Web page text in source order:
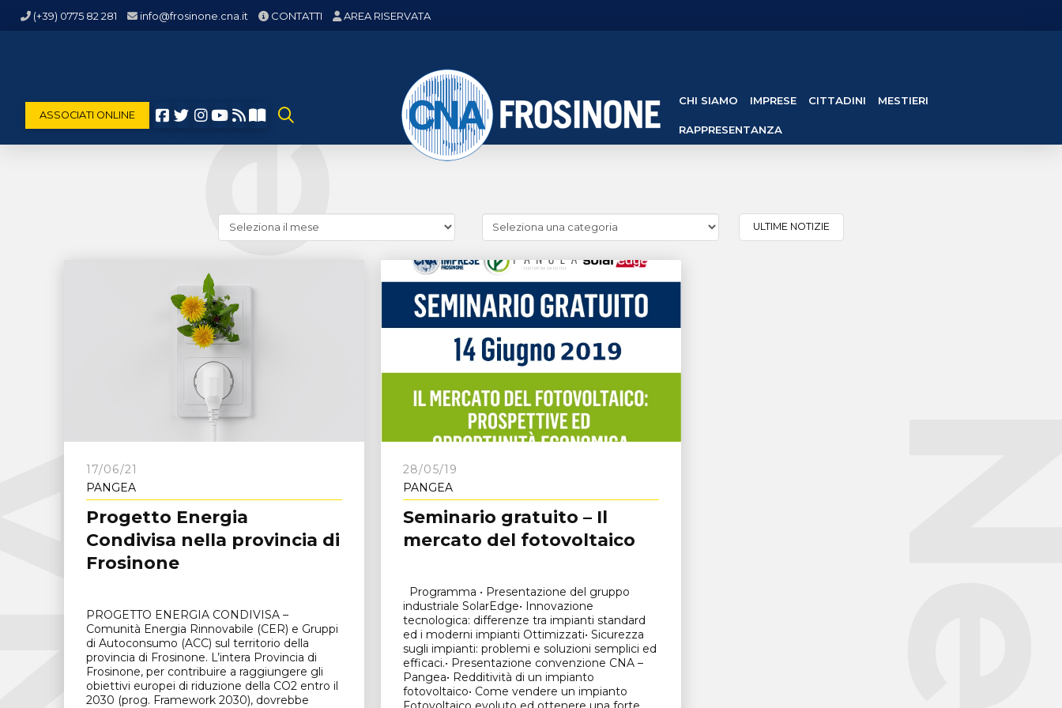
(+39) 0775 82 281 info@frosinone.cna.it CONTATTI AREA RISERVATA
ASSOCIATI ONLINE
CHI SIAMO IMPRESE CITTADINI MESTIERI
RAPPRESENTANZA
categorie)
ULTIME NOTIZIE
17/06/21
PANGEA
Progetto Energia
Condivisa nella provincia di
Frosinone
PROGETTO ENERGIA CONDIVISA –
Comunità Energia Rinnovabile (CER) e Gruppi
di Autoconsumo (ACC) sul territorio della
provincia di Frosinone. L’intera Provincia di
Frosinone, per contribuire a raggiungere gli
obiettivi europei di riduzione della CO2 entro il
2030 (prog. Framework 2030), dovrebbe
28/05/19
PANGEA
Seminario gratuito – Il
mercato del fotovoltaico
Programma • Presentazione del gruppo
industriale SolarEdge• Innovazione
tecnologica: differenze tra impianti standard
ed i moderni impianti Ottimizzati• Sicurezza
sugli impianti: problemi e soluzioni semplici ed
efficaci.• Presentazione convenzione CNA –
Pangea• Redditività di un impianto
fotovoltaico• Come vendere un impianto